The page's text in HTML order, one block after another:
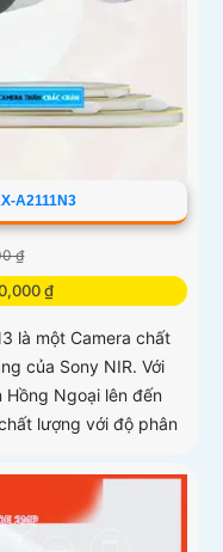
A2111N3
₫
₫
là một Camera chất
của Sony NIR. Với
Hồng Ngoại lên đến
lượng với độ phân